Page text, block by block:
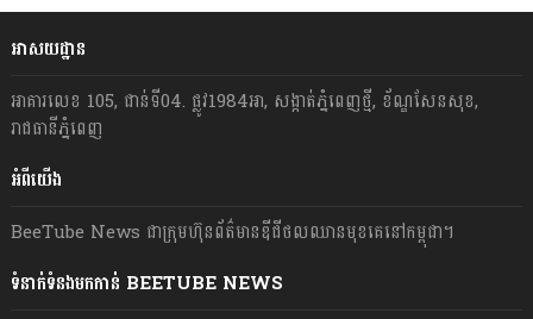
អាសយដ្ឋាន
អាគារលេខ 105, ជាន់ទី04. ផ្លូវ1984អា, សង្កាត់ភ្នំពេញថ្មី, ខ័ណ្ឌសែនសុខ,
រាជធានីភ្នំពេញ
អំពីយើង
BeeTube News ជា​ក្រុមហ៊ុន​ព័ត៌មាន​ឌីជីថលឈាន​មុខ​គេ​នៅ​កម្ពុជា។
ទំនាក់ទំនងមកកាន់ BEETUBE NEWS